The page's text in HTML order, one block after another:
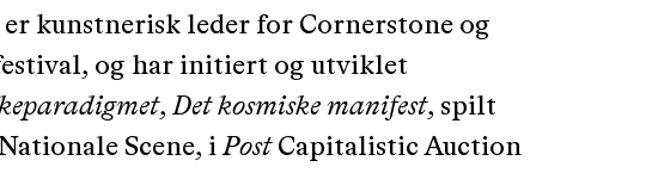
kunstnerisk leder for Cornerstone og
og har initiert og utviklet
,Det kosmiske manifest, spilt
Scene, iPost Capitalistic Auction